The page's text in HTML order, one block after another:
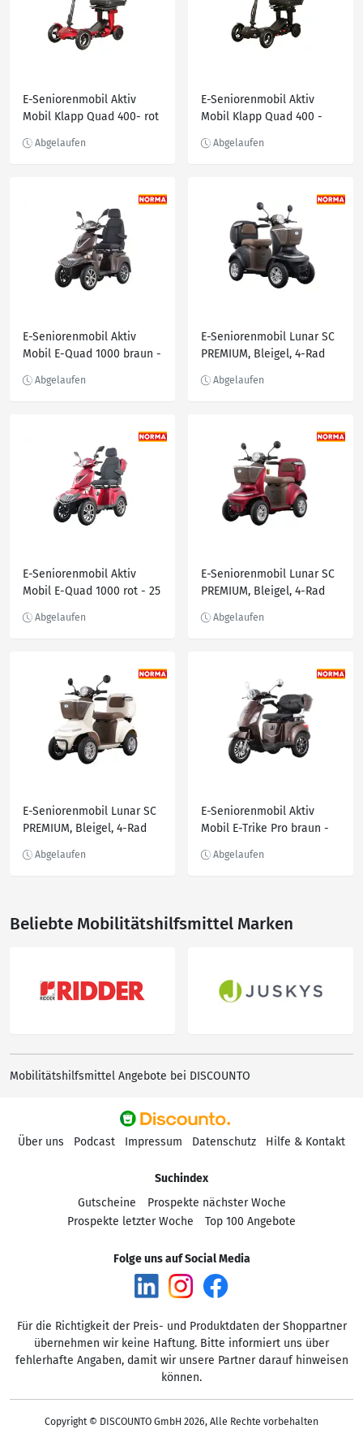
E-Seniorenmobil Aktiv
Mobil Klapp Quad 400- rot
E-Seniorenmobil Aktiv
Mobil Klapp Quad 400 -
E-Seniorenmobil Aktiv
Mobil E-Quad 1000 braun -
E-Seniorenmobil Lunar SC
PREMIUM, Bleigel, 4-Rad
E-Seniorenmobil Aktiv
Mobil E-Quad 1000 rot - 25
E-Seniorenmobil Lunar SC
PREMIUM, Bleigel, 4-Rad
E-Seniorenmobil Lunar SC
PREMIUM, Bleigel, 4-Rad
E-Seniorenmobil Aktiv
Mobil E-Trike Pro braun -
Beliebte Mobilitätshilfsmittel Marken
Mobilitätshilfsmittel Angebote bei DISCOUNTO
Über uns Podcast Impressum Datenschutz Hilfe & Kontakt
Suchindex
Gutscheine
Prospekte nächster Woche
Prospekte letzter Woche
Top 100 Angebote
Folge uns auf Social Media
Für die Richtigkeit der Preis- und Produktdaten der Shoppartner
übernehmen wir keine Haftung. Bitte informiert uns über
fehlerhafte Angaben, damit wir unsere Partner darauf hinweisen
können.
Copyright © DISCOUNTO GmbH 2026, Alle Rechte vorbehalten